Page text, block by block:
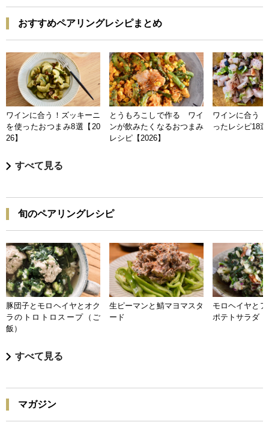
おすすめペアリングレシピまとめ
ワインに合う！ズッキーニ
を使ったおつまみ8選【20
26】
とうもろこしで作る ワイ
ンが飲みたくなるおつまみ
レシピ【2026】
ワインに合う
ったレシピ18
すべて見る
旬のペアリングレシピ
豚団子とモロヘイヤとオク
ラのトロトロスープ（ご
飯）
生ピーマンと鯖マヨマスタ
ード
モロヘイヤと
ポテトサラダ
すべて見る
マガジン